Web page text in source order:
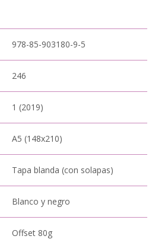
978-85-903180-9-5
246
1 (2019)
A5 (148x210)
Tapa blanda (con solapas)
Blanco y negro
Offset 80g